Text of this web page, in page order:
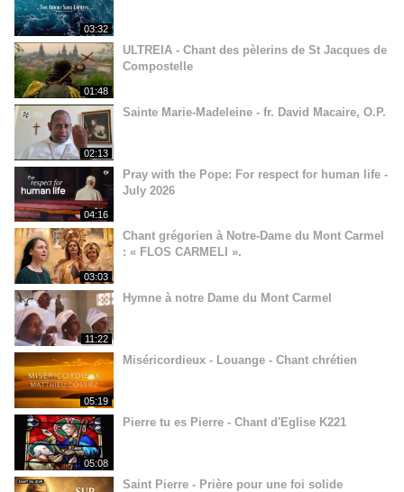
03:32
01:48
ULTREIA - Chant des pèlerins de St Jacques de
Compostelle
02:13
Sainte Marie-Madeleine - fr. David Macaire, O.P.
04:16
Pray with the Pope: For respect for human life -
July 2026
03:03
Chant grégorien à Notre-Dame du Mont Carmel
: « FLOS CARMELI ».
11:22
Hymne à notre Dame du Mont Carmel
05:19
Miséricordieux - Louange - Chant chrétien
05:08
Pierre tu es Pierre - Chant d'Eglise K221
Saint Pierre - Prière pour une foi solide